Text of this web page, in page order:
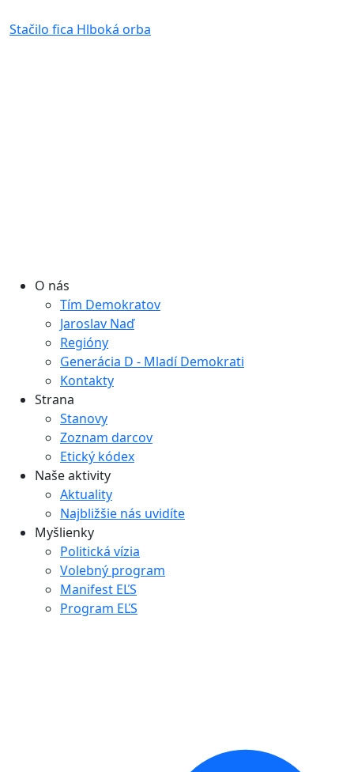
Stačilo fica Hlboká orba
O nás
Tím Demokratov
Jaroslav Naď
Regióny
Generácia D - Mladí Demokrati
Kontakty
Strana
Stanovy
Zoznam darcov
Etický kódex
Naše aktivity
Aktuality
Najbližšie nás uvidíte
Myšlienky
Politická vízia
Volebný program
Manifest EĽS
Program EĽS